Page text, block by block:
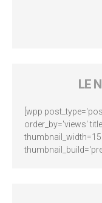
LE
[wpp
order_by='views'